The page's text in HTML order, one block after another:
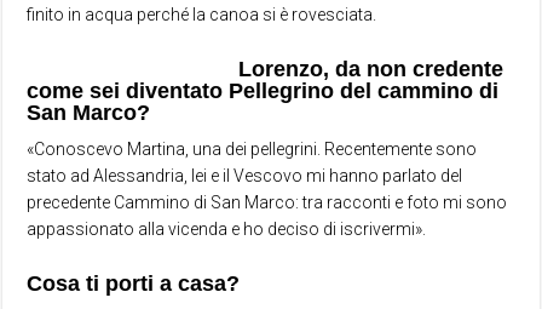
finito in acqua perché la canoa si è rovesciata.
Lorenzo, da non credente
come sei diventato Pellegrino del cammino di
San Marco?
«Conoscevo Martina, una dei pellegrini. Recentemente sono
stato ad Alessandria, lei e il Vescovo mi hanno parlato del
precedente Cammino di San Marco: tra racconti e foto mi sono
appassionato alla vicenda e ho deciso di iscrivermi».
Cosa ti porti a casa?